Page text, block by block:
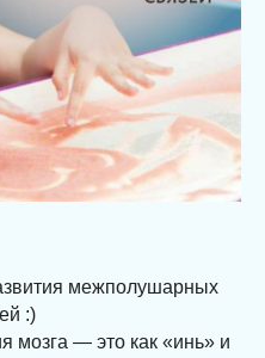
межполушарных
:)
мозга — это как «инь» и